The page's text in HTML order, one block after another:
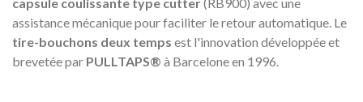
assistance mécanique pour faciliter le retour automatique. Le
tire-bouchons deux temps est l'innovation développée et
brevetée par PULLTAPS® à Barcelone en 1996.